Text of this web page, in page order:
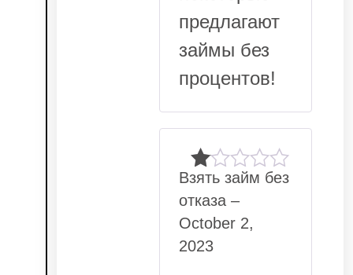
предлагают
займы без
процентов!
Rated
1
out
of
Взять займ без
отказа –
October 2,
2023